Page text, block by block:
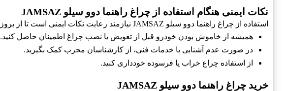
نکات ایمنی هنگام استفاده از چراغ راهنما دوو سیلو JAMSAZ
استفاده از چراغ راهنما دوو سیلو JAMSAZ نیازمند رعایت نکات ایمنی است تا از بروز خطرات جلوگیری شود:
همیشه از خاموش بودن خودرو قبل از تعویض یا نصب چراغ اطمینان حاصل کنید.
در صورت عدم آشنایی با خدمات فنی، از کارشناسان مجرب کمک بگیرید.
از استفاده چراغ خراب یا فرسوده خودداری کنید.
خرید چراغ راهنما دوو سیلو JAMSAZ